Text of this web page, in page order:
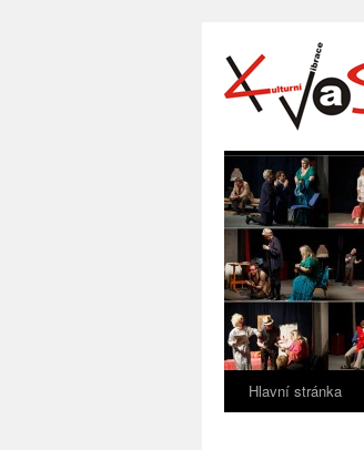
Hlavní stránka